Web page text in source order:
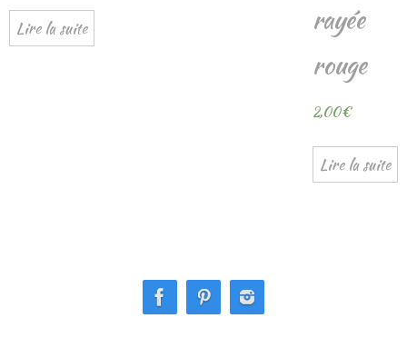
Lire la suite
rayée
rouge
2,00€
Lire la suite